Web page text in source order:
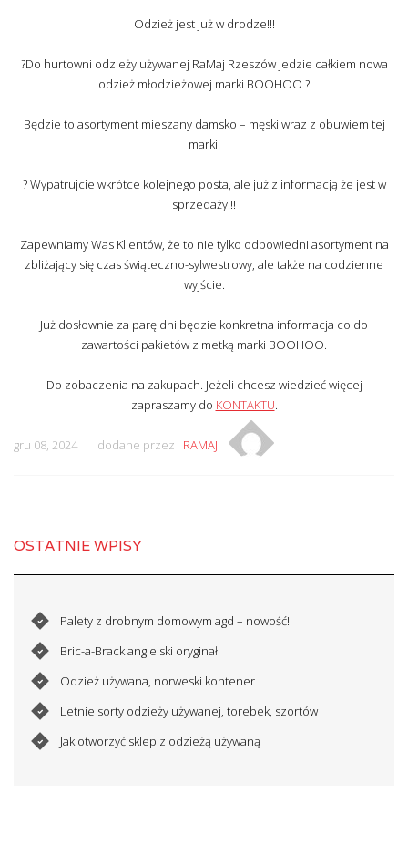
Odzież jest już w drodze!!!
?Do hurtowni odzieży używanej RaMaj Rzeszów jedzie całkiem nowa
odzież młodzieżowej marki BOOHOO ?
Będzie to asortyment mieszany damsko – męski wraz z obuwiem tej
marki!
? Wypatrujcie wkrótce kolejnego posta, ale już z informacją że jest w
sprzedaży!!!
Zapewniamy Was Klientów, że to nie tylko odpowiedni asortyment na
zbliżający się czas świąteczno-sylwestrowy, ale także na codzienne
wyjście.
Już dosłownie za parę dni będzie konkretna informacja co do
zawartości pakietów z metką marki BOOHOO.
Do zobaczenia na zakupach. Jeżeli chcesz wiedzieć więcej
zapraszamy do KONTAKTU.
gru 08, 2024 dodane przez RAMAJ
OSTATNIE WPISY
Palety z drobnym domowym agd – nowość!
Bric-a-Brack angielski oryginał
Odzież używana, norweski kontener
Letnie sorty odzieży używanej, torebek, szortów
Jak otworzyć sklep z odzieżą używaną